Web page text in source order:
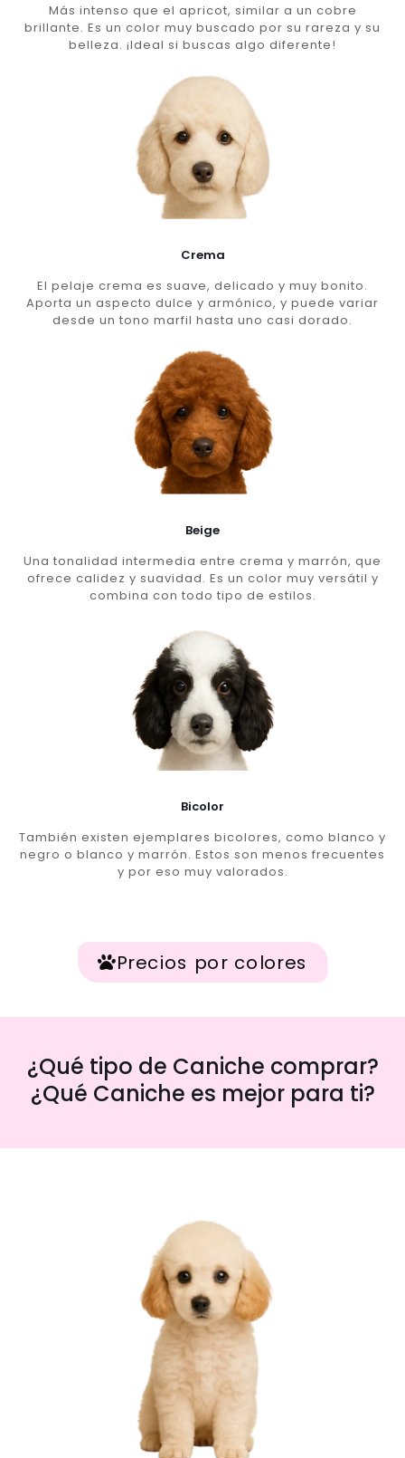
Más intenso que el apricot, similar a un cobre
brillante. Es un color muy buscado por su rareza y su
belleza. ¡Ideal si buscas algo diferente!
Crema
El pelaje crema es suave, delicado y muy bonito.
Aporta un aspecto dulce y armónico, y puede variar
desde un tono marfil hasta uno casi dorado.
Beige
Una tonalidad intermedia entre crema y marrón, que
ofrece calidez y suavidad. Es un color muy versátil y
combina con todo tipo de estilos.
Bicolor
También existen ejemplares bicolores, como blanco y
negro o blanco y marrón. Estos son menos frecuentes
y por eso muy valorados.
Precios por colores
¿Qué tipo de Caniche comprar?
¿Qué Caniche es mejor para ti?